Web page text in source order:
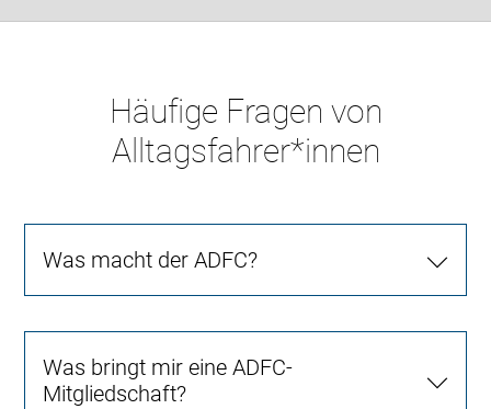
Häufige Fragen von
Alltagsfahrer*innen
Was macht der ADFC?
Was bringt mir eine ADFC-
Mitgliedschaft?